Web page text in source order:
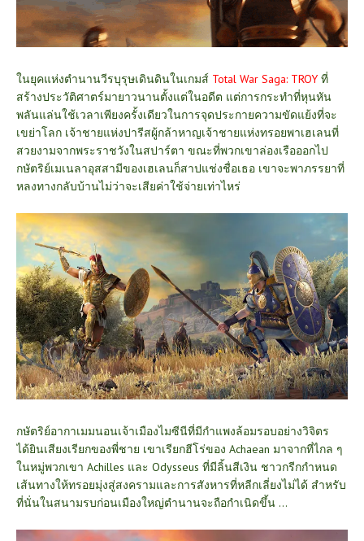
ในยุคแห่งตำนานวีรบุรุษเดินดินในเกมส์ Total War Saga: TROY ที่
สร้างประวัติศาตร์มายาวนานตั้งแต่ในอดีต แต่การกระทำที่หุนหัน
พลันแล่นใช้เวลาเพียงครั้งเดียวในการจุดประกายความขัดแย้งที่จะ
เขย่าโลก เจ้าชายแห่งปารีสผู้กล้าหาญเจ้าชายแห่งทรอยพาเฮเลนที่
สวยงามจากพระราชวังในสปาร์ตา ขณะที่พวกเขาล่องเรือออกไป
กษัตริย์เมเนลาอุสสามีของเฮเลนก็สาปแช่งชื่อเธอ เขาจะพาภรรยาที่
หลงทางกลับบ้านไม่ว่าจะเสียค่าใช้จ่ายเท่าไหร่
กษัตริย์อากาเมมนอนเจ้าเมืองไมซีนีที่มีกำแพงล้อมรอบอย่างวิจิตร
ได้ยินเสียงเรียกของพี่ชาย เขาเรียกฮีโร่ของ Achaean มาจากที่ไกล ๆ
ในหมู่พวกเขา Achilles และ Odysseus ที่มีลิ้นสีเงิน ชาวกรีกกำหนด
เส้นทางให้ทรอยมุ่งสู่สงครามและการสังหารที่หลีกเลี่ยงไม่ได้ สำหรับ
ที่นั่นในสนามรบก่อนเมืองใหญ่ตำนานจะถือกำเนิดขึ้น ...